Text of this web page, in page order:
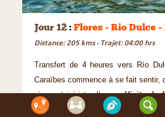
Jour 12 : Flores - Rio Dulce
Distance: 205 kms - Trajet: 04:00 hrs
Transfert de 4 heures vers Río
Caraïbes commence à se fait sentir,
viennent ici jeter l’ancre.Visite du
au 17ème siècle pour stopper les